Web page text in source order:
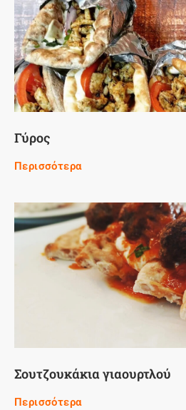
Γύρος
Περισσότερα
Σουτζουκάκια γιαουρτλού
Περισσότερα